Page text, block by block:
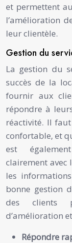
et permettent
l’amélioration
leur clientèle.
Gestion du
La gestion du
succès de la
fournir aux
répondre à
réactivité. Il
confortable, et
est
clairement avec
les
bonne gestion
des clients
d’amélioration
Répondre